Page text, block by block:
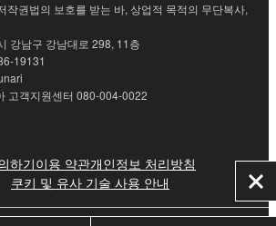
닫
기
작권법의 보호를 받는 바, 상업적 목적의 무단복사,
강남구 강남대로 298, 11층
19131
고객지원센터 080-004-0022
하기이용 약관개인정보 처리방침
쿠키 및 유사 기술 사용 안내